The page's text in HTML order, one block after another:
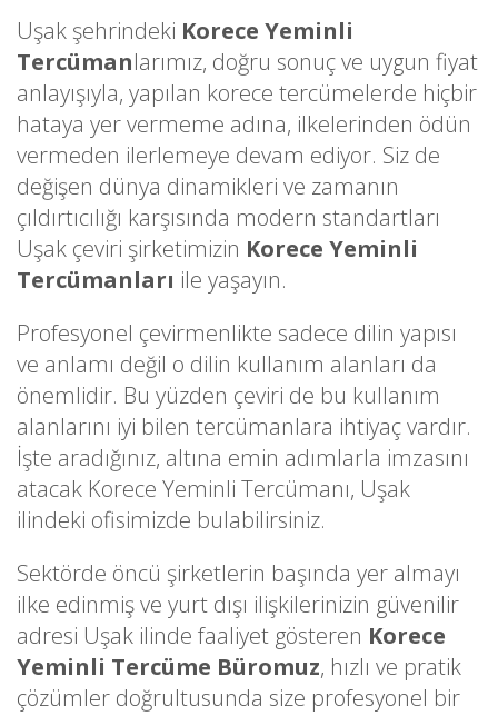
Uşak şehrindeki Korece Yeminli
Tercümanlarımız, doğru sonuç ve uygun fiyat
anlayışıyla, yapılan korece tercümelerde hiçbir
hataya yer vermeme adına, ilkelerinden ödün
vermeden ilerlemeye devam ediyor. Siz de
değişen dünya dinamikleri ve zamanın
çıldırtıcılığı karşısında modern standartları
Uşak çeviri şirketimizin Korece Yeminli
Tercümanları ile yaşayın.
Profesyonel çevirmenlikte sadece dilin yapısı
ve anlamı değil o dilin kullanım alanları da
önemlidir. Bu yüzden çeviri de bu kullanım
alanlarını iyi bilen tercümanlara ihtiyaç vardır.
İşte aradığınız, altına emin adımlarla imzasını
atacak Korece Yeminli Tercümanı, Uşak
ilindeki ofisimizde bulabilirsiniz.
Sektörde öncü şirketlerin başında yer almayı
ilke edinmiş ve yurt dışı ilişkilerinizin güvenilir
adresi Uşak ilinde faaliyet gösteren Korece
Yeminli Tercüme Büromuz, hızlı ve pratik
çözümler doğrultusunda size profesyonel bir